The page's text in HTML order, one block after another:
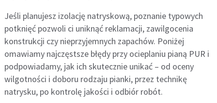
Jeśli planujesz izolację natryskową, poznanie typowych
potknięć pozwoli ci uniknąć reklamacji, zawilgocenia
konstrukcji czy nieprzyjemnych zapachów. Poniżej
omawiamy najczęstsze błędy przy ocieplaniu pianą PUR i
podpowiadamy, jak ich skutecznie unikać – od oceny
wilgotności i doboru rodzaju pianki, przez technikę
natrysku, po kontrolę jakości i odbiór robót.